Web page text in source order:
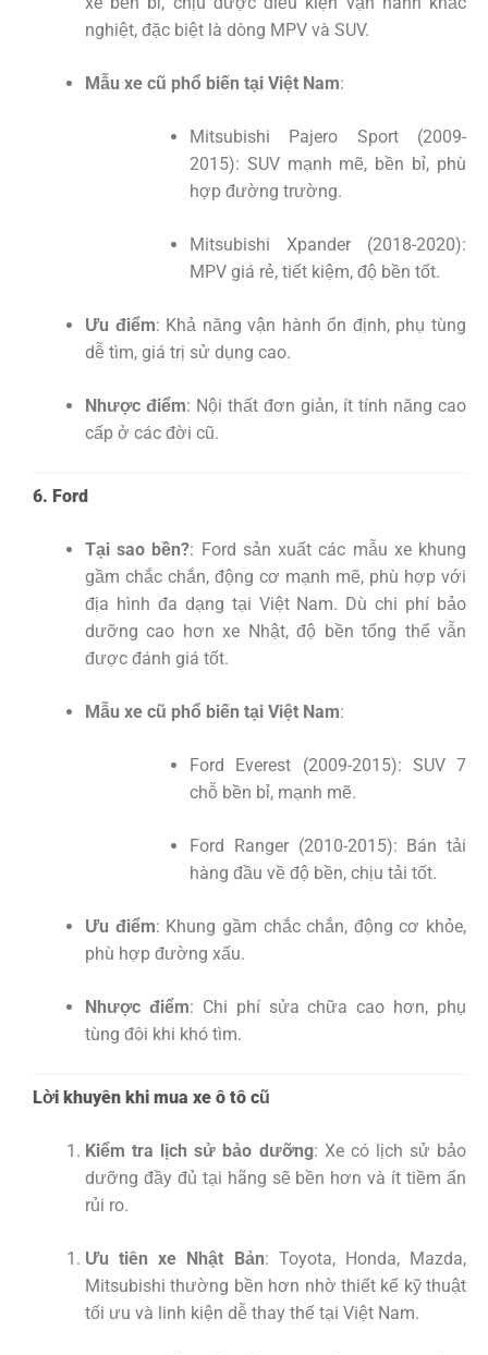
nghiệt, đặc biệt là dòng MPV và SUV.
Mẫu xe cũ phổ biến tại Việt Nam:
Mitsubishi Pajero Sport (2009-
2015): SUV mạnh mẽ, bền bỉ, phù
hợp đường trường.
Mitsubishi Xpander (2018-2020):
MPV giá rẻ, tiết kiệm, độ bền tốt.
Ưu điểm: Khả năng vận hành ổn định, phụ tùng
dễ tìm, giá trị sử dụng cao.
Nhược điểm: Nội thất đơn giản, ít tính năng cao
cấp ở các đời cũ.
6. Ford
Tại sao bền?: Ford sản xuất các mẫu xe khung
gầm chắc chắn, động cơ mạnh mẽ, phù hợp với
địa hình đa dạng tại Việt Nam. Dù chi phí bảo
dưỡng cao hơn xe Nhật, độ bền tổng thể vẫn
được đánh giá tốt.
Mẫu xe cũ phổ biến tại Việt Nam:
Ford Everest (2009-2015): SUV 7
chỗ bền bỉ, mạnh mẽ.
Ford Ranger (2010-2015): Bán tải
hàng đầu về độ bền, chịu tải tốt.
Ưu điểm: Khung gầm chắc chắn, động cơ khỏe,
phù hợp đường xấu.
Nhược điểm: Chi phí sửa chữa cao hơn, phụ
tùng đôi khi khó tìm.
Lời khuyên khi mua xe ô tô cũ
Kiểm tra lịch sử bảo dưỡng: Xe có lịch sử bảo
dưỡng đầy đủ tại hãng sẽ bền hơn và ít tiềm ẩn
rủi ro.
Ưu tiên xe Nhật Bản: Toyota, Honda, Mazda,
Mitsubishi thường bền hơn nhờ thiết kế kỹ thuật
tối ưu và linh kiện dễ thay thế tại Việt Nam.